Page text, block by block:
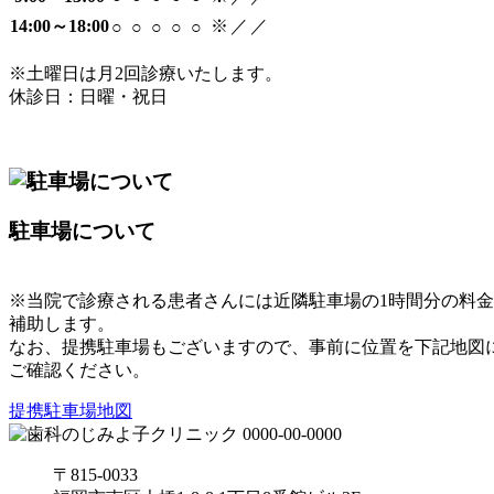
14:00～18:00○ ○ ○ ○ ○ ※ ／ ／
※土曜日は月2回診療いたします。
休診日：日曜・祝日
駐車場について
※当院で診療される患者さんには近隣駐車場の1時間分の料
補助します。
なお、提携駐車場もございますので、事前に位置を下記地図
ご確認ください。
提携駐車場地図
〒815-0033